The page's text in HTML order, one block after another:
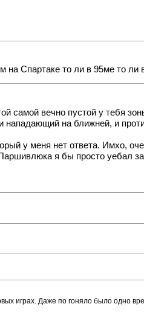
на Спартаке то ли в 95ме то ли
самой вечно пустой у тебя
на ближней, и
у меня нет ответа. Имхо,
я бы просто уебал
играх. Даже по гоняло было одно